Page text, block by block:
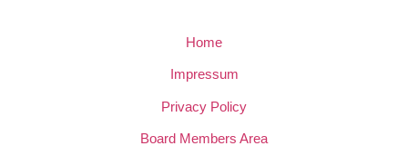
Home
Impressum
Privacy Policy
Board Members Area